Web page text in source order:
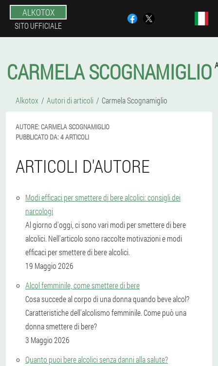
ALKOTOX
SITO UFFICIALE
CARMELA SCOGNAMIGLIO
Alkotox Autori di articoli Carmela Scognamiglio
AUTORE:CARMELASCOGNAMIGLIO
PUBBLICATO DA:4 ARTICOLI
ARTICOLI D'AUTORE
Modi efficaci per smettere di bere alcolici: consigli dei
narcologi
Al giorno d'oggi, ci sono vari modi per smettere di bere
alcolici. Nell'articolo sono raccolte motivazioni e modi
efficaci per smettere di bere alcolici.
19 Maggio 2026
Alcol femminile, come smettere di bere
Cosa succede al corpo di una donna quando beve alcol?
Caratteristiche dell'alcolismo femminile. Come può una
donna smettere di bere?
3 Maggio 2026
Quanto puoi bere alcolici senza danni alla salute?